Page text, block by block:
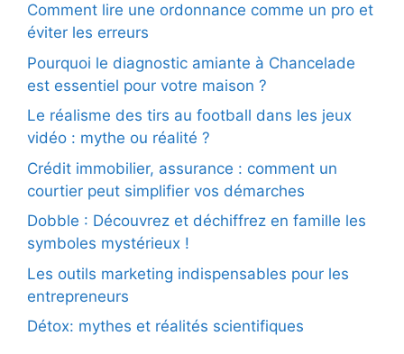
Comment lire une ordonnance comme un pro et
éviter les erreurs
Pourquoi le diagnostic amiante à Chancelade
est essentiel pour votre maison ?
Le réalisme des tirs au football dans les jeux
vidéo : mythe ou réalité ?
Crédit immobilier, assurance : comment un
courtier peut simplifier vos démarches
Dobble : Découvrez et déchiffrez en famille les
symboles mystérieux !
Les outils marketing indispensables pour les
entrepreneurs
Détox: mythes et réalités scientifiques